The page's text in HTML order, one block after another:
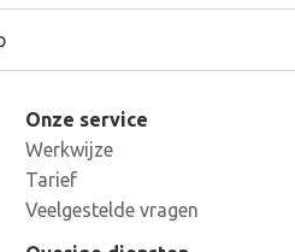
Onze service
Werkwijze
Tarief
Veelgestelde vragen